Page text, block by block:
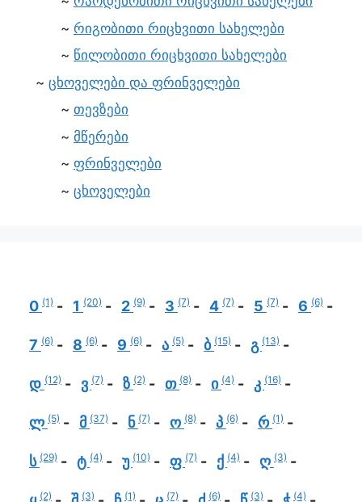
რიგობითი რიცხვითი სახელები
წილობითი რიცხვითი სახელები
ცხოველები და ფრინველები
თევზები
მწერები
ფრინველები
ცხოველები
0 (1) 1 (20) 2 (9) 3 (7) 4 (7) 5 (7) 6 (6)
7 (6) 8 (6) 9 (6) ა (5) ბ (15) გ (13)
დ (12) ვ (7) ზ (2) თ (8) ი (4) კ (16)
ლ (5) მ (37) ნ (7) ო (8) პ (6) რ (1)
ს (29) ტ (4) უ (10) ფ (7) ქ (4) ღ (3)
(2) (3) (1) (7) (6) (3) (4)